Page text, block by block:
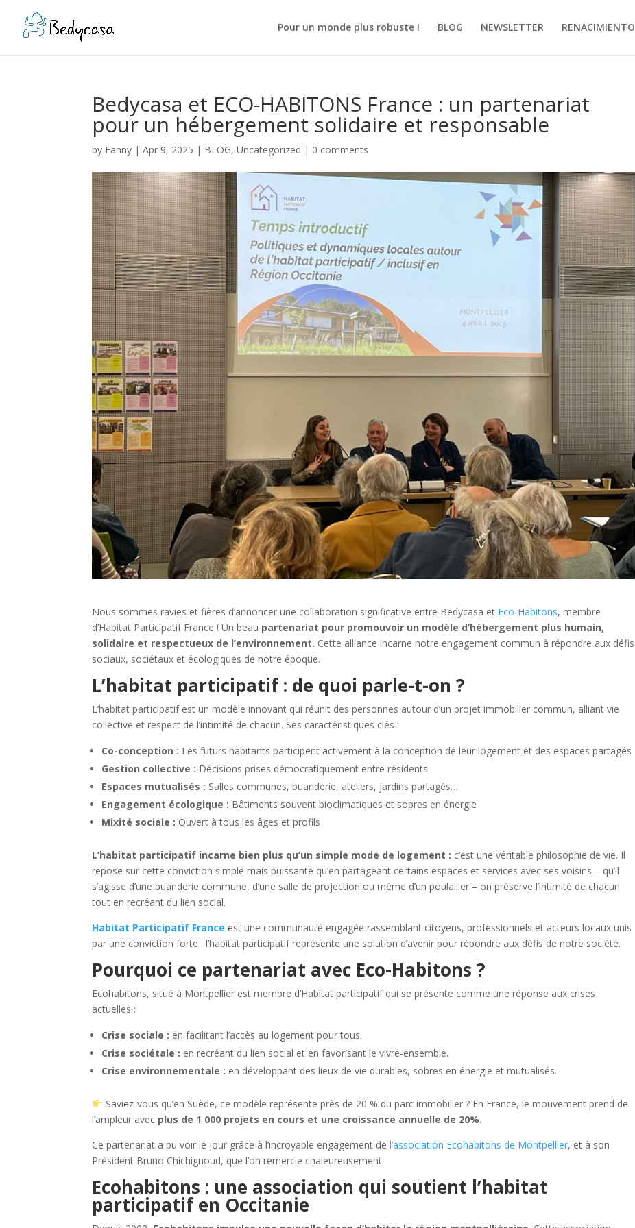
Pour un monde plus robuste ! BLOG NEWSLETTER RENACIMIENTO
Bedycasa et ECO-HABITONS France : un partenariat
pour un hébergement solidaire et responsable
by Fanny |Apr 9, 2025 | BLOG,Uncategorized | 0 comments
Nous sommes ravies et fières d’annoncer une collaboration significative entre Bedycasa et Eco-Habitons, membre
d’Habitat Participatif France ! Un beau partenariat pour promouvoir un modèle d’hébergement plus humain,
solidaire et respectueux de l’environnement. Cette alliance incarne notre engagement commun à répondre aux défis
sociaux, sociétaux et écologiques de notre époque.
L’habitat participatif : de quoi parle-t-on ?
L’habitat participatif est un modèle innovant qui réunit des personnes autour d’un projet immobilier commun, alliant vie
collective et respect de l’intimité de chacun. Ses caractéristiques clés :
Co-conception : Les futurs habitants participent activement à la conception de leur logement et des espaces partagés
Gestion collective : Décisions prises démocratiquement entre résidents
Espaces mutualisés : Salles communes, buanderie, ateliers, jardins partagés…
Engagement écologique : Bâtiments souvent bioclimatiques et sobres en énergie
Mixité sociale : Ouvert à tous les âges et profils
L’habitat participatif incarne bien plus qu’un simple mode de logement : c’est une véritable philosophie de vie. Il
repose sur cette conviction simple mais puissante qu’en partageant certains espaces et services avec ses voisins – qu’il
s’agisse d’une buanderie commune, d’une salle de projection ou même d’un poulailler – on préserve l’intimité de chacun
tout en recréant du lien social.
Habitat Participatif France est une communauté engagée rassemblant citoyens, professionnels et acteurs locaux unis
par une conviction forte : l’habitat participatif représente une solution d’avenir pour répondre aux défis de notre société.
Pourquoi ce partenariat avec Eco-Habitons ?
Ecohabitons, situé à Montpellier est membre d’Habitat participatif qui se présente comme une réponse aux crises
actuelles :
Crise sociale : en facilitant l’accès au logement pour tous.
Crise sociétale : en recréant du lien social et en favorisant le vivre-ensemble.
Crise environnementale : en développant des lieux de vie durables, sobres en énergie et mutualisés.
Saviez-vous qu’en Suède, ce modèle représente près de 20 % du parc immobilier ? En France, le mouvement prend de
l’ampleur avec plus de 1 000 projets en cours et une croissance annuelle de 20%.
Ce partenariat a pu voir le jour grâce à l’incroyable engagement del’association Ecohabitons de Montpellier, et à son
Président Bruno Chichignoud, que l’on remercie chaleureusement.
Ecohabitons : une association qui soutient l’habitat
participatif en Occitanie